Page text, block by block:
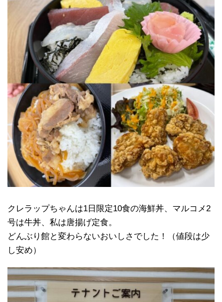
クレラップちゃんは1日限定10食の海鮮丼、マルコメ2
号は牛丼、私は唐揚げ定食。
どんぶり館と変わらないおいしさでした！（値段は少
し安め）